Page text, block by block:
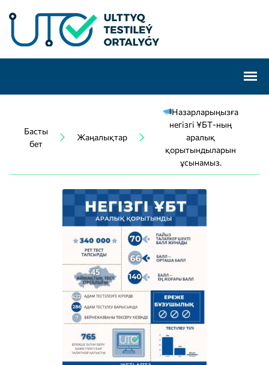
Басты
бет
Жаңалықтар
Назарларыңызға
негізгі ҰБТ-ның
аралық
қорытындыларын
ұсынамыз.